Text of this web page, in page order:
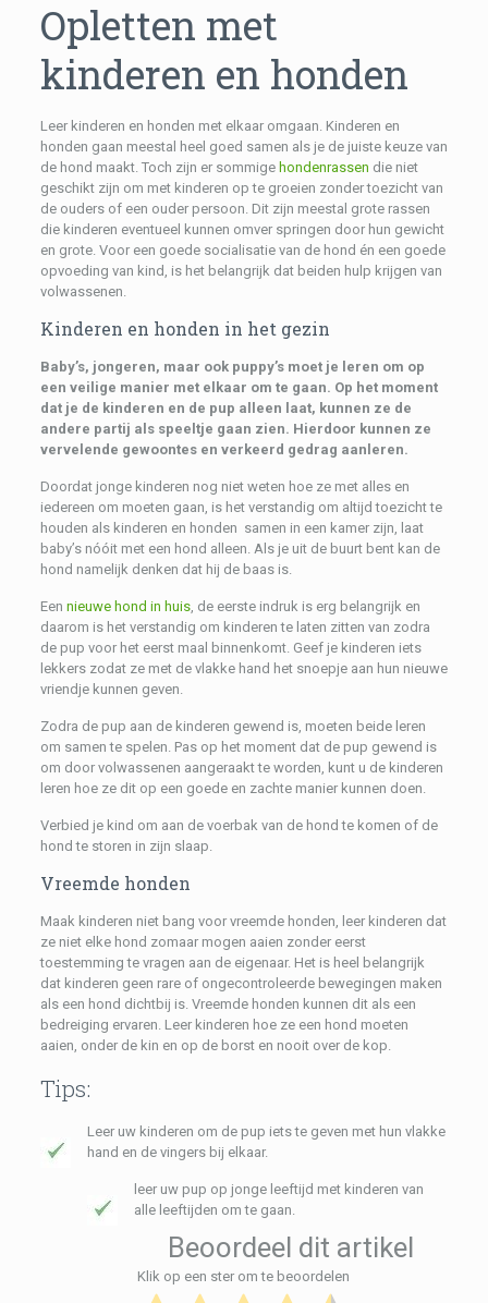
Opletten met
kinderen en honden
Leer kinderen en honden met elkaar omgaan. Kinderen en
honden gaan meestal heel goed samen als je de juiste keuze van
de hond maakt. Toch zijn er sommige hondenrassen die niet
geschikt zijn om met kinderen op te groeien zonder toezicht van
de ouders of een ouder persoon. Dit zijn meestal grote rassen
die kinderen eventueel kunnen omver springen door hun gewicht
en grote. Voor een goede socialisatie van de hond én een goede
opvoeding van kind, is het belangrijk dat beiden hulp krijgen van
volwassenen.
Kinderen en honden in het gezin
Baby’s, jongeren, maar ook puppy’s moet je leren om op
een veilige manier met elkaar om te gaan. Op het moment
dat je de kinderen en de pup alleen laat, kunnen ze de
andere partij als speeltje gaan zien. Hierdoor kunnen ze
vervelende gewoontes en verkeerd gedrag aanleren.
Doordat jonge kinderen nog niet weten hoe ze met alles en
iedereen om moeten gaan, is het verstandig om altijd toezicht te
houden als kinderen en honden samen in een kamer zijn, laat
baby’s nóóit met een hond alleen. Als je uit de buurt bent kan de
hond namelijk denken dat hij de baas is.
Een nieuwe hond in huis, de eerste indruk is erg belangrijk en
daarom is het verstandig om kinderen te laten zitten van zodra
de pup voor het eerst maal binnenkomt. Geef je kinderen iets
lekkers zodat ze met de vlakke hand het snoepje aan hun nieuwe
vriendje kunnen geven.
Zodra de pup aan de kinderen gewend is, moeten beide leren
om samen te spelen. Pas op het moment dat de pup gewend is
om door volwassenen aangeraakt te worden, kunt u de kinderen
leren hoe ze dit op een goede en zachte manier kunnen doen.
Verbied je kind om aan de voerbak van de hond te komen of de
hond te storen in zijn slaap.
Vreemde honden
Maak kinderen niet bang voor vreemde honden, leer kinderen dat
ze niet elke hond zomaar mogen aaien zonder eerst
toestemming te vragen aan de eigenaar. Het is heel belangrijk
dat kinderen geen rare of ongecontroleerde bewegingen maken
als een hond dichtbij is. Vreemde honden kunnen dit als een
bedreiging ervaren. Leer kinderen hoe ze een hond moeten
aaien, onder de kin en op de borst en nooit over de kop.
Tips:
Leer uw kinderen om de pup iets te geven met hun vlakke
hand en de vingers bij elkaar.
leer uw pup op jonge leeftijd met kinderen van
alle leeftijden om te gaan.
Beoordeel dit artikel
Klik op een ster om te beoordelen